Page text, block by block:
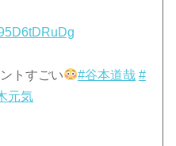
トすごい #谷本道哉 #
元気